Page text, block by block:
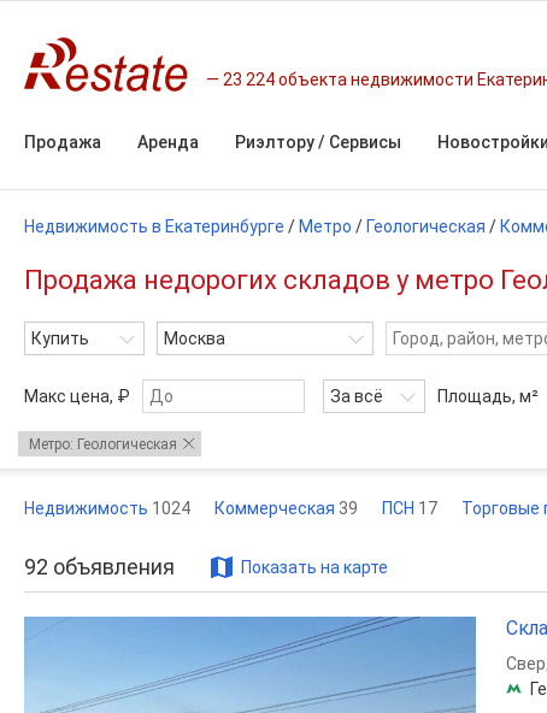
23 224 объекта недвижимости
Продажа Аренда Риэлтору / Сервисы Новостройки
Недвижимость в Екатеринбурге / Метро / Геологическая /
Продажа недорогих складов у метро
Купить Москва
Макс цена, ₽ За всё Площадь, м²
Метро: Геологическая
Недвижимость 1024 Коммерческая 39 ПСН 17 Торговые
92 объявления Показать на карте